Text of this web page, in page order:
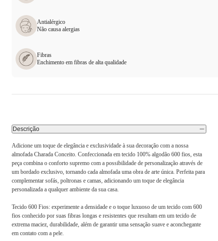
Antialérgico
Não causa alergias
Fibras
Enchimento em fibras de alta qualidade
Descrição
Adicione um toque de elegância e exclusividade à sua decoração com a nossa
almofada Charada Conceito. Confeccionada em tecido 100% algodão 600 fios, esta
peça combina o conforto supremo com a possibilidade de personalização através de
um bordado exclusivo, tornando cada almofada uma obra de arte única. Perfeita para
complementar sofás, poltronas e camas, adicionando um toque de elegância
personalizada a qualquer ambiente da sua casa.
Tecido 600 Fios: experimente a densidade e o toque luxuoso de um tecido com 600
fios conhecido por suas fibras longas e resistentes que resultam em um tecido de
extrema maciez, durabilidade, além de garantir uma sensação suave e aconchegante
em contato com a pele.